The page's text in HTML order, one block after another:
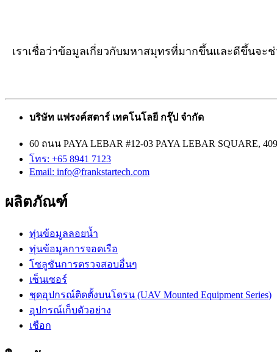
เราเชื่อว่าข้อมูลเกี่ยวกับมหาสมุทรที่มากขึ้นและดีขึ้นจะ
บริษัท แฟรงค์สตาร์ เทคโนโลยี กรุ๊ป จำกัด
60 ถนน PAYA LEBAR #12-03 PAYA LEBAR SQUARE,
โทร: +65 8941 7123
Email: info@frankstartech.com
ผลิตภัณฑ์
ทุ่นข้อมูลลอยน้ำ
ทุ่นข้อมูลการจอดเรือ
โซลูชันการตรวจสอบอื่นๆ
เซ็นเซอร์
ชุดอุปกรณ์ติดตั้งบนโดรน (UAV Mounted Equipment Series)
อุปกรณ์เก็บตัวอย่าง
เชือก